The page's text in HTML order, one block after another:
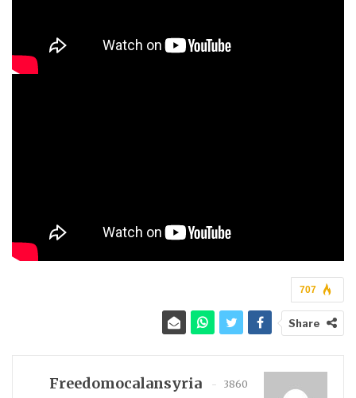
707
Share
Freedomocalansyria
3860